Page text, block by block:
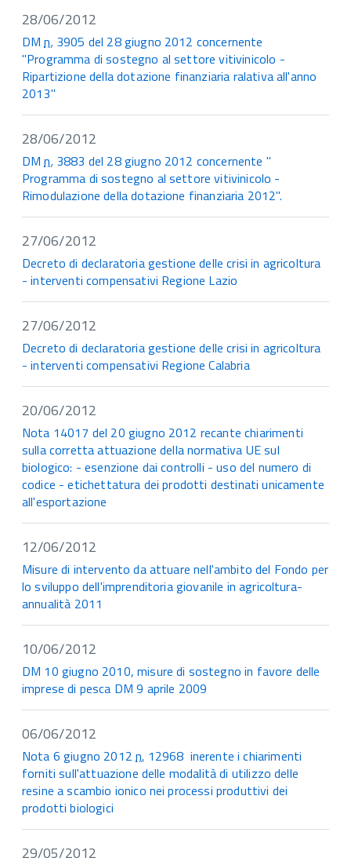
28/06/2012
DMn. 3905 del 28 giugno 2012 concernente
"Programma di sostegno al settore vitivinicolo -
Ripartizione della dotazione finanziaria ralativa all'anno
2013"
28/06/2012
DMn. 3883 del 28 giugno 2012 concernente "
Programma di sostegno al settore vitivinicolo -
Rimodulazione della dotazione finanziaria 2012".
27/06/2012
Decreto di declaratoria gestione delle crisi in agricoltura
- interventi compensativi Regione Lazio
27/06/2012
Decreto di declaratoria gestione delle crisi in agricoltura
- interventi compensativi Regione Calabria
20/06/2012
Nota 14017 del 20 giugno 2012 recante chiarimenti
sulla corretta attuazione della normativa UE sul
biologico: - esenzione dai controlli - uso del numero di
codice - etichettatura dei prodotti destinati unicamente
all'esportazione
12/06/2012
Misure di intervento da attuare nell'ambito del Fondo per
lo sviluppo dell'imprenditoria giovanile in agricoltura-
annualità 2011
10/06/2012
DM 10 giugno 2010, misure di sostegno in favore delle
imprese di pesca DM 9 aprile 2009
06/06/2012
Nota 6 giugno 2012n. 12968 inerente i chiarimenti
forniti sull'attuazione delle modalità di utilizzo delle
resine a scambio ionico nei processi produttivi dei
prodotti biologici
29/05/2012